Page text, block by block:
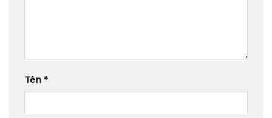
Tên *